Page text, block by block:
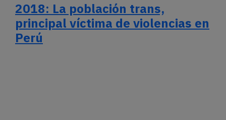
2018: La población trans,
principal víctima de violencias en
Perú